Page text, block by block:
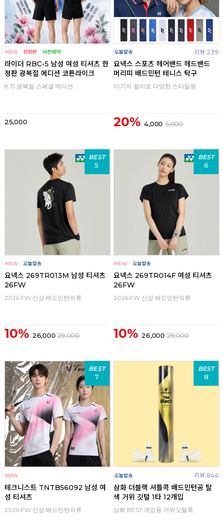
라이더 RBC-5 남성 여성 티셔츠 한
정판 광복절 에디션 코튼라이크
8.15 광복절 스페셜 에디션
25,000
리뷰 239
요넥스 스포츠 헤어밴드 헤드밴드
머리띠 배드민턴 테니스 탁구
10가지 컬러로 다양한 스타일링
20% 4,000 5,000
BEST
5
요넥스 269TR013M 남성 티셔츠
26FW
2026 FW 신상 배드민턴의류
10% 26,000 29,000
BEST
6
요넥스 269TR014F 여성 티셔츠
26FW
2026 FW 신상 배드민턴의류
10% 26,000 29,000
BEST
7
테크니스트 TNTB56092 남성 여
성 티셔츠
2026 FW 신상 배드민턴의류
BEST
8
리뷰 844
삼화 더블랙 셔틀콕 배드민턴공 탈
색 거위 깃털 1타 12개입
삼화 BEST 게임용 거위깃털콕